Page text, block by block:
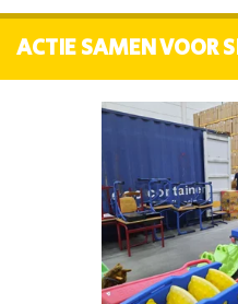
ACTIE SAMEN VOOR